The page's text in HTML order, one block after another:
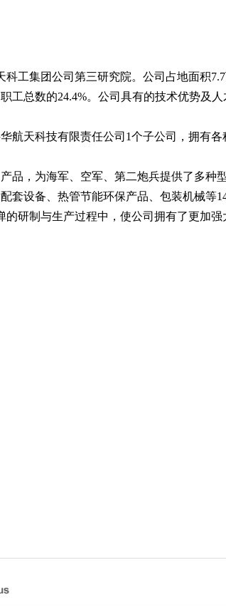
工集团公司第三研究院。公司占地面积
工总数的24.4%。公司具有的技术优势及
天科技有限责任公司1个子公司，拥有
品，为海军、空军、第二炮兵提供了多种
设备、热管节能环保产品、包装机械等14
研制与生产过程中，使公司拥有了更加